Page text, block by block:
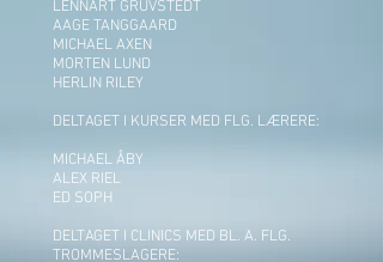
LENNART GRUVSTEDT
AAGE TANGGAARD
MICHAEL AXEN
MORTEN LUND
HERLIN RILEY
DELTAGET I KURSER MED FLG. LÆRERE:
MICHAEL ÅBY
ALEX RIEL
ED SOPH
DELTAGET I CLINICS MED BL. A. FLG.
TROMMESLAGERE: